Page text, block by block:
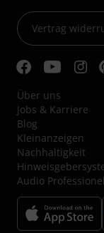
Vertrag
Über uns
Jobs & Karriere
Blog
Kleinanzeigen
Nachhaltigkeit
Audio